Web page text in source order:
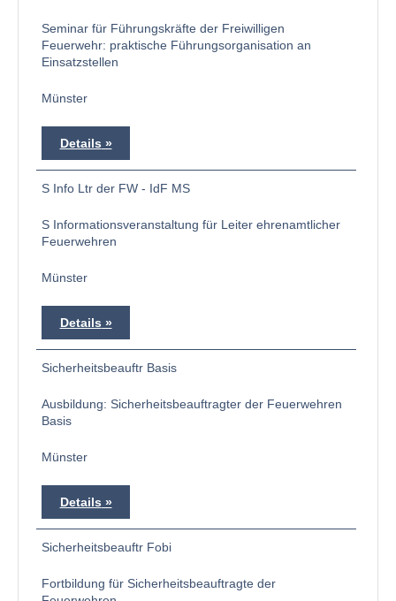
Seminar für Führungskräfte der Freiwilligen
Feuerwehr: praktische Führungsorganisation an
Einsatzstellen
Münster
Details
S Info Ltr der FW - IdF MS
S Informationsveranstaltung für Leiter ehrenamtlicher
Feuerwehren
Münster
Details
Sicherheitsbeauftr Basis
Ausbildung: Sicherheitsbeauftragter der Feuerwehren
Basis
Münster
Details
Sicherheitsbeauftr Fobi
Fortbildung für Sicherheitsbeauftragte der